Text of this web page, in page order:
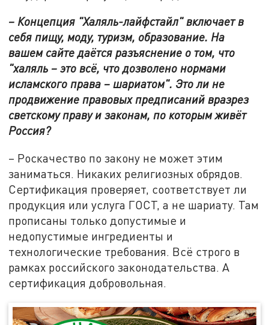
– Концепция "Халяль-лайфстайл" включает в
себя пищу, моду, туризм, образование. На
вашем сайте даётся разъяснение о том, что
"халяль – это всё, что дозволено нормами
исламского права – шариатом". Это ли не
продвижение правовых предписаний вразрез
светскому праву и законам, по которым живёт
Россия?
– Роскачество по закону не может этим
заниматься. Никаких религиозных обрядов.
Сертификация проверяет, соответствует ли
продукция или услуга ГОСТ, а не шариату. Там
прописаны только допустимые и
недопустимые ингредиенты и
технологические требования. Всё строго в
рамках российского законодательства. А
сертификация добровольная.